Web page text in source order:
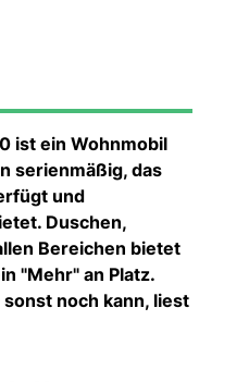
ist ein Wohnmobil
serienmäßig, das
und
Duschen,
Bereichen bietet
"Mehr" an Platz.
noch kann, liest